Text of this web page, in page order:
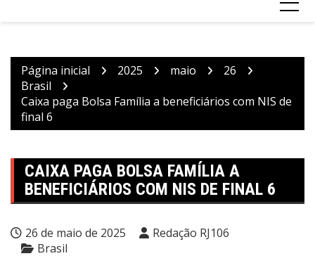
Página inicial 2025 maio
26
Brasil
Caixa paga Bolsa Família a beneficiários com NIS de
final 6
CAIXA PAGA BOLSA FAMÍLIA A
BENEFICIÁRIOS COM NIS DE FINAL 6
26 de maio de 2025
Redação RJ106
Brasil